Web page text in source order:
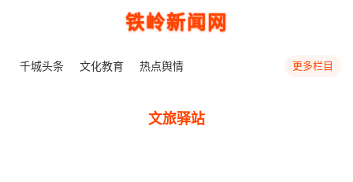
铁岭新闻网
千城头条 文化教育 热点舆情 更多栏目
文旅驿站